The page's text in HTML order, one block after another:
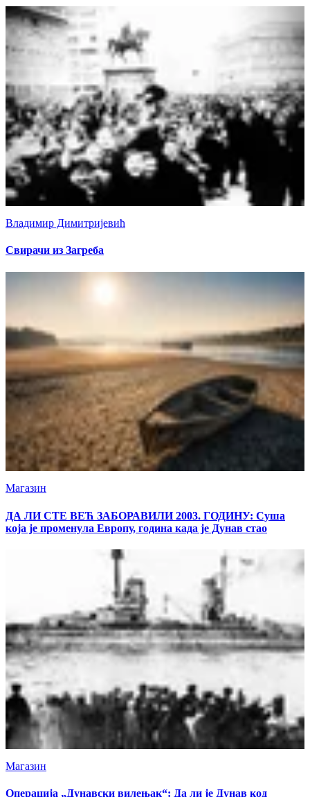
Владимир Димитријевић
Свирачи из Загреба
Магазин
ДА ЛИ СТЕ ВЕЋ ЗАБОРАВИЛИ 2003. ГОДИНУ: Суша
која је променула Европу, година када је Дунав стао
Магазин
Операција „Дунавски вилењак“: Да ли је Дунав код